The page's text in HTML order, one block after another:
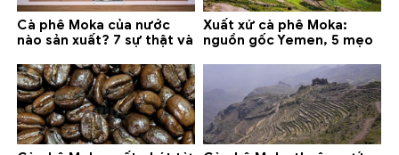
Cà phê Moka của nước
nào sản xuất? 7 sự thật và
Xuất xứ cà phê Moka:
nguồn gốc Yemen, 5 mẹo